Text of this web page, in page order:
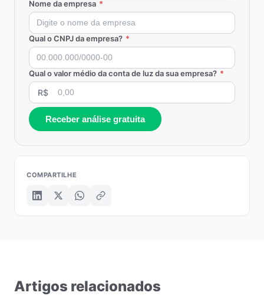
Nome da empresa *
Qual o CNPJ da empresa? *
Qual o valor médio da conta de luz da sua empresa? *
R$
Receber análise gratuita
COMPARTILHE
Artigos relacionados